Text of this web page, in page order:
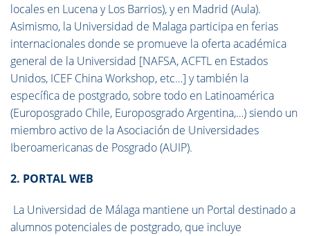
locales en Lucena y Los Barrios), y en Madrid (Aula).
Asimismo, la Universidad de Malaga participa en ferias
internacionales donde se promueve la oferta académica
general de la Universidad [NAFSA, ACFTL en Estados
Unidos, ICEF China Workshop, etc…] y también la
específica de postgrado, sobre todo en Latinoamérica
(Europosgrado Chile, Europosgrado Argentina,…) siendo un
miembro activo de la Asociación de Universidades
Iberoamericanas de Posgrado (AUIP).
2. PORTAL WEB
La Universidad de Málaga mantiene un Portal destinado a
alumnos potenciales de postgrado, que incluye